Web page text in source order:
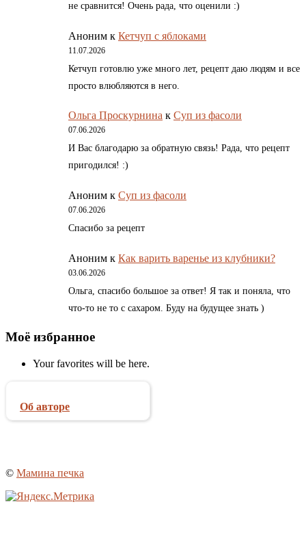
не сравнится! Очень рада, что оценили :)
Аноним к Кетчуп с яблоками
11.07.2026
Кетчуп готовлю уже много лет, рецепт даю людям и все
просто влюбляются в него.
Ольга Проскурнина к Суп из фасоли
07.06.2026
И Вас благодарю за обратную связь! Рада, что рецепт
пригодился! :)
Аноним к Суп из фасоли
07.06.2026
Спасибо за рецепт
Аноним к Как варить варенье из клубники?
03.06.2026
Ольга, спасибо большое за ответ! Я так и поняла, что
что-то не то с сахаром. Буду на будущее знать )
Моё избранное
Your favorites will be here.
Об авторе
© Мамина печка